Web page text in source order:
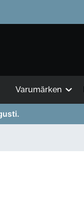
Varumärken